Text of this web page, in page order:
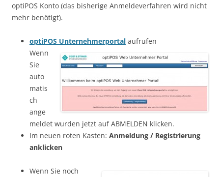
optiPOS Konto (das bisherige Anmeldeverfahren wird nicht
mehr benötigt).
optiPOS Unternehmerportal aufrufen
Wenn
Sie
auto
matis
ch
ange
meldet wurden jetzt auf ABMELDEN klicken.
Im neuen roten Kasten: Anmeldung / Registrierung
anklicken
Wenn Sie noch